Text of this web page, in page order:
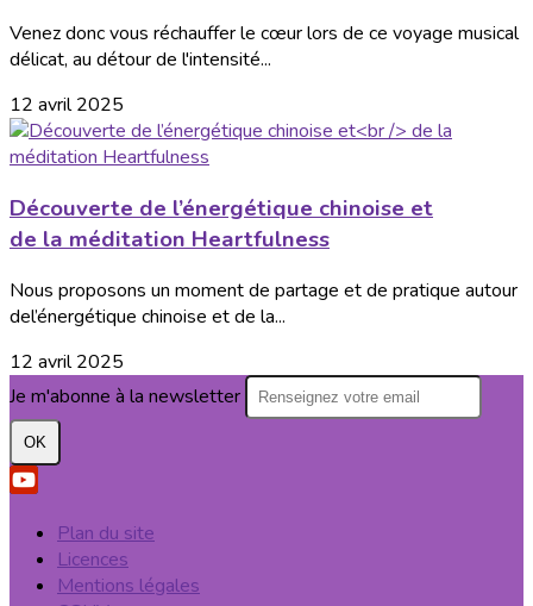
Venez donc vous réchauffer le cœur lors de ce voyage musical
délicat, au détour de l'intensité...
12 avril 2025
Découverte de l’énergétique chinoise et
de la méditation Heartfulness
Nous proposons un moment de partage et de pratique autour
del’énergétique chinoise et de la...
12 avril 2025
Je m'abonne à la newsletter
OK
Plan du site
Licences
Mentions légales